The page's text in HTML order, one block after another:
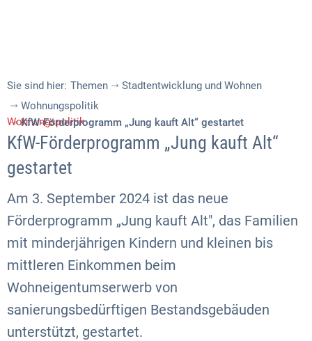
Sie sind hier: Themen
Stadtentwicklung und Wohnen
Wohnungspolitik
KfW-Förderprogramm „Jung kauft Alt“ gestartet
Wohnungspolitik
KfW-Förderprogramm „Jung kauft Alt“
gestartet
Am 3. September 2024 ist das neue
Förderprogramm „Jung kauft Alt", das Familien
mit minderjährigen Kindern und kleinen bis
mittleren Einkommen beim
Wohneigentumserwerb von
sanierungsbedürftigen Bestandsgebäuden
unterstützt, gestartet.